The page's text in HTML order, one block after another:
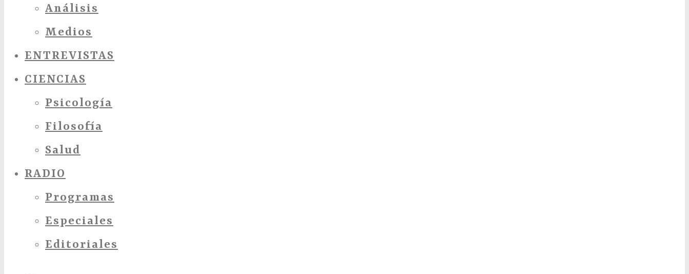
Análisis
Medios
ENTREVISTAS
CIENCIAS
Psicología
Filosofía
Salud
RADIO
Programas
Especiales
Editoriales